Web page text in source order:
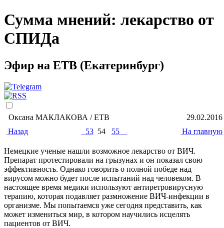
Сумма мнений: лекарство от
СПИДа
Эфир на ЕТВ (Екатеринбург)
Оксана МАКЛАКОВА / ЕТВ
29.02.2016
Назад
5354 55 На главную
Немецкие ученые нашли возможное лекарство от ВИЧ.
Препарат протестировали на грызунах и он показал свою
эффективность. Однако говорить о полной победе над
вирусом можно будет после испытаний над человеком. В
настоящее время медики используют антиретровирусную
терапию, которая подавляет размножение ВИЧ-инфекции в
организме. Мы попытаемся уже сегодня представить, как
может измениться мир, в котором научились исцелять
пациентов от ВИЧ.